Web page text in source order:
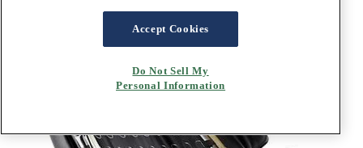
Accept Cookies
Do Not Sell My
Personal Information